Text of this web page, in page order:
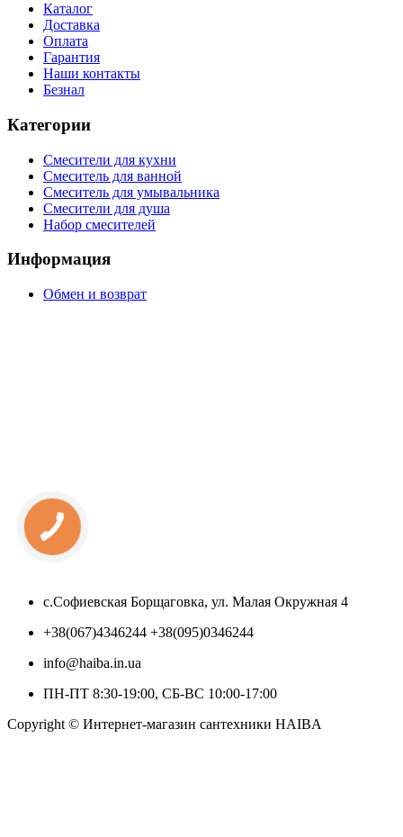
Каталог
Доставка
Оплата
Гарантия
Наши контакты
Безнал
Категории
Смесители для кухни
Смеситель для ванной
Смеситель для умывальника
Смесители для душа
Набор смесителей
Информация
Обмен и возврат
с.Софиевская Борщаговка, ул. Малая Окружная 4
+38(067)4346244 +38(095)0346244
info@haiba.in.ua
ПН-ПТ 8:30-19:00, СБ-ВС 10:00-17:00
Copyright © Интернет-магазин сантехники HAIBA